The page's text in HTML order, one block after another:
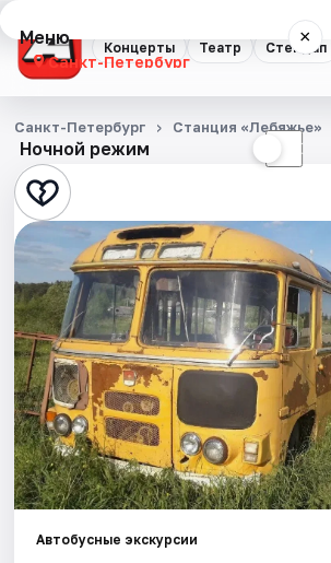
Концерты Театр Стендап
Меню ×
Санкт-Петербург
Концерты
Театр
Стендап
Выставки
Квесты
Экскурсии
Спорт
События
Города
Ночной режим ☾
Санкт-Петербург Станция «Лебяжье»
Автобусные экскурсии